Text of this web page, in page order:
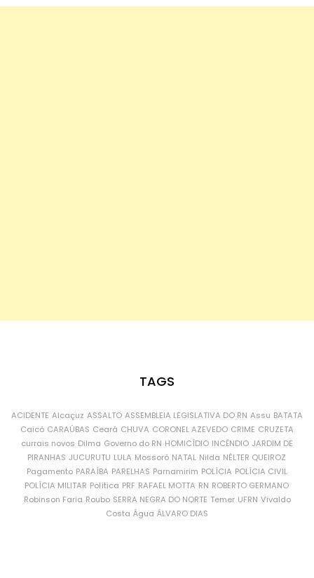
TAGS
ACIDENTE Alcaçuz ASSALTO ASSEMBLEIA LEGISLATIVA DO RN Assu BATATA
Caicó CARAÚBAS Ceará CHUVA CORONEL AZEVEDO CRIME CRUZETA
currais novos Dilma Governo do RN HOMICÍDIO INCÊNDIO JARDIM DE
PIRANHAS JUCURUTU LULA Mossoró NATAL Nilda NÉLTER QUEIROZ
Pagamento PARAÍBA PARELHAS Parnamirim POLÍCIA POLÍCIA CIVIL
POLÍCIA MILITAR Política PRF RAFAEL MOTTA RN ROBERTO GERMANO
Robinson Faria Roubo SERRA NEGRA DO NORTE Temer UFRN Vivaldo
Costa Água ÁLVARO DIAS